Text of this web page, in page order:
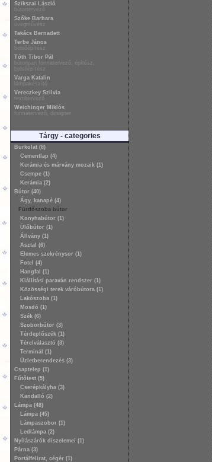
Szikszai László
bútortervező
Szőke Barbara
üvegművész
Takács Bernadett
Terbe János
belsőépítész
Tóth Tibor Pál
bútoripari formatervező, építész,
belsőépítész
Varga Katalin
lámpakészítő
Vereczkey Szilvia
textiltervező
Weichinger Miklós
formatervező, designer
Tárgy - categories
Burkolat (8)
Cementlap (4)
Kerámia és márvány mozaik (1)
Csempe (1)
Kerámia (2)
Bútor (40)
Ágy, kanapé (4)
Fürdőszoba bútor
Konyhabútor (1)
Ülőbútor (1)
Állvány (1)
Asztal (6)
Elemes szekrénysor (1)
Fotel (4)
Hangfal (1)
Kiállítási paraván rendszer (1)
Közösségi terek váróbútora (1)
Lakószoba (1)
Mosdó (1)
Szék (6)
Szoborbútor (3)
Térdeplőszék (1)
Térelválasztó (3)
Terminál (1)
Üzletberendezés (3)
Csaptelep (1)
Fűtőtest (5)
Cserépkályha (3)
Kandalló (2)
Lámpa (48)
Lámpa (45)
Lámpaszobor (1)
Ledlámpa (2)
Nyílászárók díszelemei (1)
Párna (3)
Portálfelirat, cégér (1)